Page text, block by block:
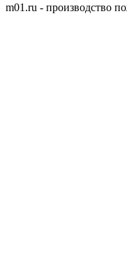
m01.ru - производство